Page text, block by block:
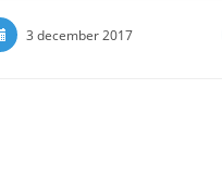
3 december 2017